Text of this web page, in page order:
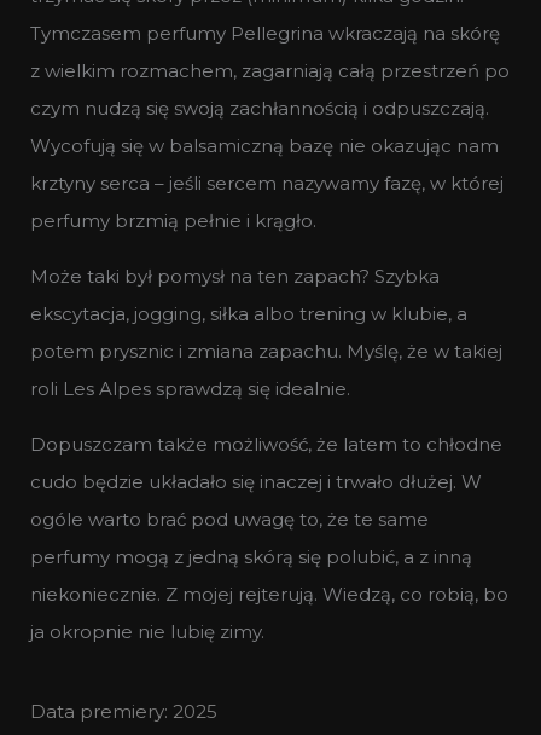
Tymczasem perfumy Pellegrina wkraczają na skórę
z wielkim rozmachem, zagarniają całą przestrzeń po
czym nudzą się swoją zachłannością i odpuszczają.
Wycofują się w balsamiczną bazę nie okazując nam
krztyny serca – jeśli sercem nazywamy fazę, w której
perfumy brzmią pełnie i krągło.
Może taki był pomysł na ten zapach? Szybka
ekscytacja, jogging, siłka albo trening w klubie, a
potem prysznic i zmiana zapachu. Myślę, że w takiej
roli Les Alpes sprawdzą się idealnie.
Dopuszczam także możliwość, że latem to chłodne
cudo będzie układało się inaczej i trwało dłużej. W
ogóle warto brać pod uwagę to, że te same
perfumy mogą z jedną skórą się polubić, a z inną
niekoniecznie. Z mojej rejterują. Wiedzą, co robią, bo
ja okropnie nie lubię zimy.
Data premiery: 2025